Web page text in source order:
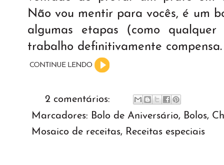
Não vou mentir para vocês, é um
algumas etapas (como
trabalho definitivamente compensa.
2 comentários:
Marcadores: Bolo de Aniversário, Bolos,
Mosaico de receitas, Receitas especiais